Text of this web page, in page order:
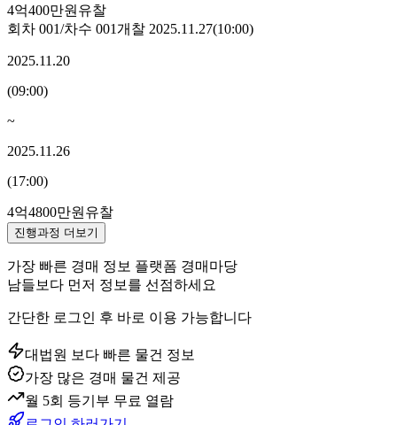
4억400만원 유찰
회차 001/차수 001개찰 2025.11.27(10:00)
2025.11.20
(09:00)
~
2025.11.26
(17:00)
4억4800만원 유찰
진행과정 더보기
가장 빠른 경매 정보 플랫폼 경매마당
남들보다 먼저 정보를 선점하세요
간단한 로그인 후 바로 이용 가능합니다
대법원 보다 빠른 물건 정보
가장 많은 경매 물건 제공
월 5회 등기부 무료 열람